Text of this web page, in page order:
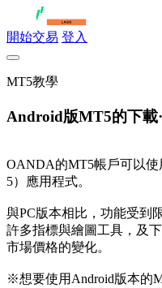
開始交易 登入
MT5教學
Android版MT5的下載
OANDA的MT5帳戶可以使
5）應用程式。
與PC版本相比，功能受到
許多指標與繪圖工具，及
市場價格的變化。
※想要使用Android版本的